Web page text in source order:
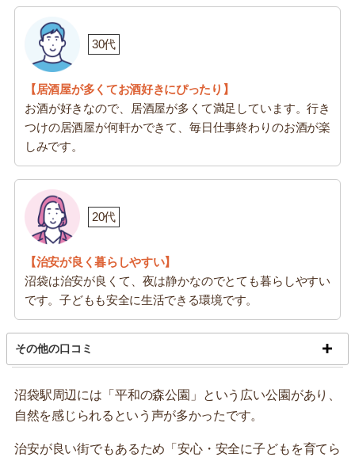
30代
【居酒屋が多くてお酒好きにぴったり】
お酒が好きなので、居酒屋が多くて満足しています。行き
つけの居酒屋が何軒かできて、毎日仕事終わりのお酒が楽
しみです。
20代
【治安が良く暮らしやすい】
沼袋は治安が良くて、夜は静かなのでとても暮らしやすい
です。子どもも安全に生活できる環境です。
その他の口コミ
沼袋駅周辺には「平和の森公園」という広い公園があり、
自然を感じられるという声が多かったです。
治安が良い街でもあるため「安心・安全に子どもを育てら